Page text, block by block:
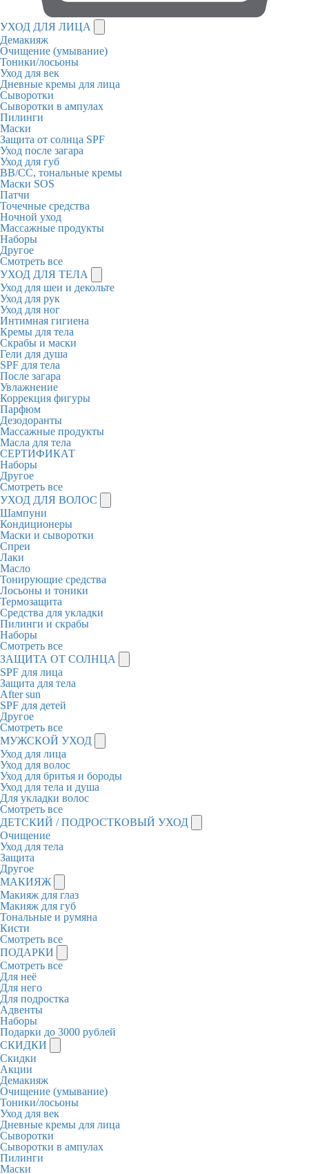
УХОД ДЛЯ ЛИЦА
Демакияж
Очищение (умывание)
Тоники/лосьоны
Уход для век
Дневные кремы для лица
Сыворотки
Сыворотки в ампулах
Пилинги
Маски
Защита от солнца SPF
Уход после загара
Уход для губ
BB/CC, тональные кремы
Маски SOS
Патчи
Точечные средства
Ночной уход
Массажные продукты
Наборы
Другое
Смотреть все
УХОД ДЛЯ ТЕЛА
Уход для шеи и декольте
Уход для рук
Уход для ног
Интимная гигиена
Кремы для тела
Скрабы и маски
Гели для душа
SPF для тела
После загара
Увлажнение
Коррекция фигуры
Парфюм
Дезодоранты
Массажные продукты
Масла для тела
СЕРТИФИКАТ
Наборы
Другое
Смотреть все
УХОД ДЛЯ ВОЛОС
Шампуни
Кондиционеры
Маски и сыворотки
Спреи
Лаки
Масло
Тонирующие средства
Лосьоны и тоники
Термозащита
Средства для укладки
Пилинги и скрабы
Наборы
Смотреть все
ЗАЩИТА ОТ СОЛНЦА
SPF для лица
Защита для тела
After sun
SPF для детей
Другое
Смотреть все
МУЖСКОЙ УХОД
Уход для лица
Уход для волос
Уход для бритья и бороды
Уход для тела и душа
Для укладки волос
Смотреть все
ДЕТСКИЙ / ПОДРОСТКОВЫЙ УХОД
Очищение
Уход для тела
Защита
Другое
МАКИЯЖ
Макияж для глаз
Макияж для губ
Тональные и румяна
Кисти
Смотреть все
ПОДАРКИ
Смотреть все
Для неё
Для него
Для подростка
Адвенты
Наборы
Подарки до 3000 рублей
СКИДКИ
Скидки
Акции
Демакияж
Очищение (умывание)
Тоники/лосьоны
Уход для век
Дневные кремы для лица
Сыворотки
Сыворотки в ампулах
Пилинги
Маски